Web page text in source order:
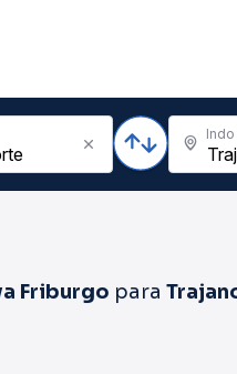
Friburgo para